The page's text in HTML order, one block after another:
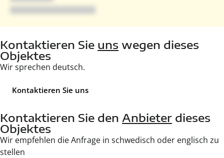
Kontaktieren Sie uns wegen dieses
Objektes
Wir sprechen deutsch.
Kontaktieren Sie uns
Kontaktieren Sie den Anbieter dieses
Objektes
Wir empfehlen die Anfrage in schwedisch oder englisch zu
stellen